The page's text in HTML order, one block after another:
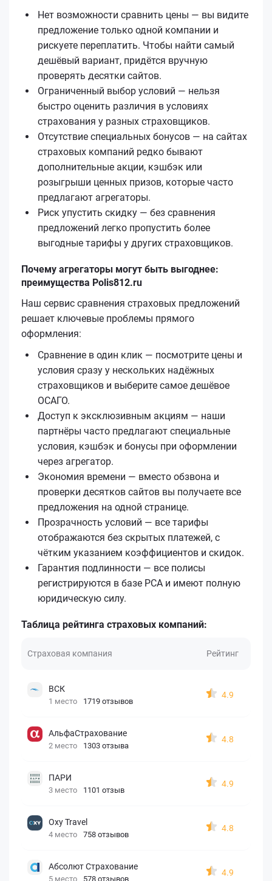
Нет возможности сравнить цены — вы видите
предложение только одной компании и
рискуете переплатить. Чтобы найти самый
дешёвый вариант, придётся вручную
проверять десятки сайтов.
Ограниченный выбор условий — нельзя
быстро оценить различия в условиях
страхования у разных страховщиков.
Отсутствие специальных бонусов — на сайтах
страховых компаний редко бывают
дополнительные акции, кэшбэк или
розыгрыши ценных призов, которые часто
предлагают агрегаторы.
Риск упустить скидку — без сравнения
предложений легко пропустить более
выгодные тарифы у других страховщиков.
Почему агрегаторы могут быть выгоднее:
преимущества Polis812.ru
Наш сервис сравнения страховых предложений
решает ключевые проблемы прямого
оформления:
Сравнение в один клик — посмотрите цены и
условия сразу у нескольких надёжных
страховщиков и выберите самое дешёвое
ОСАГО.
Доступ к эксклюзивным акциям — наши
партнёры часто предлагают специальные
условия, кэшбэк и бонусы при оформлении
через агрегатор.
Экономия времени — вместо обзвона и
проверки десятков сайтов вы получаете все
предложения на одной странице.
Прозрачность условий — все тарифы
отображаются без скрытых платежей, с
чётким указанием коэффициентов и скидок.
Гарантия подлинности — все полисы
регистрируются в базе РСА и имеют полную
юридическую силу.
Таблица рейтинга страховых компаний:
Страховая компания Рейтинг
ВСК
1 место 1719 отзывов
4.9
АльфаСтрахование
2 место 1303 отзыва
4.8
ПАРИ
3 место 1101 отзыв
4.9
Oxy Travel
4 место 758 отзывов
4.8
Абсолют Страхование
5 место 578 отзывов
4.9